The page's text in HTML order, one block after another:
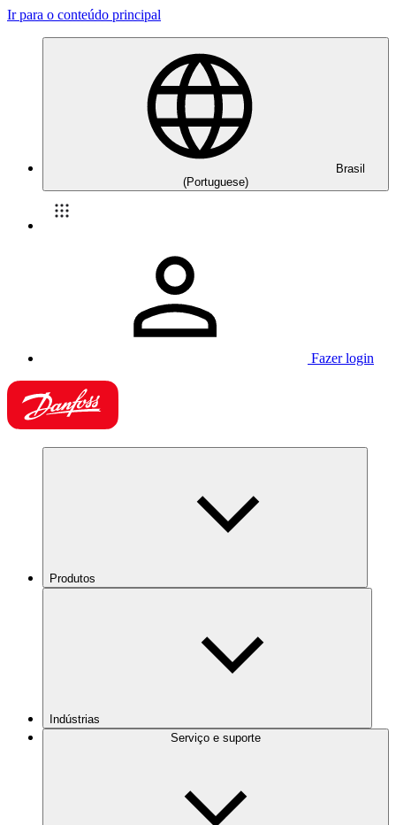
Ir para o conteúdo principal
Brasil
(Portuguese)
Fazer login
Produtos
Indústrias
Serviço e suporte